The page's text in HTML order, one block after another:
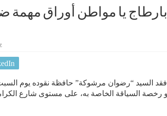
بارطاج يا مواطن أوراق
فقد السيد “رضوان مرشوكة” حافظة نقوده يوم